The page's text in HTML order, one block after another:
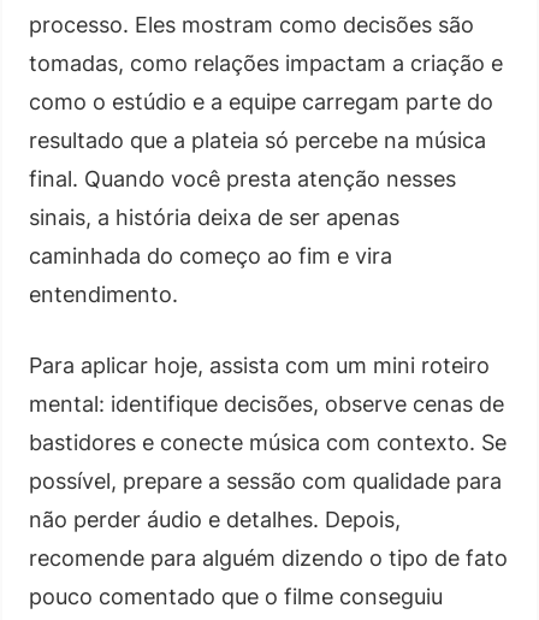
processo. Eles mostram como decisões são
tomadas, como relações impactam a criação e
como o estúdio e a equipe carregam parte do
resultado que a plateia só percebe na música
final. Quando você presta atenção nesses
sinais, a história deixa de ser apenas
caminhada do começo ao fim e vira
entendimento.
Para aplicar hoje, assista com um mini roteiro
mental: identifique decisões, observe cenas de
bastidores e conecte música com contexto. Se
possível, prepare a sessão com qualidade para
não perder áudio e detalhes. Depois,
recomende para alguém dizendo o tipo de fato
pouco comentado que o filme conseguiu